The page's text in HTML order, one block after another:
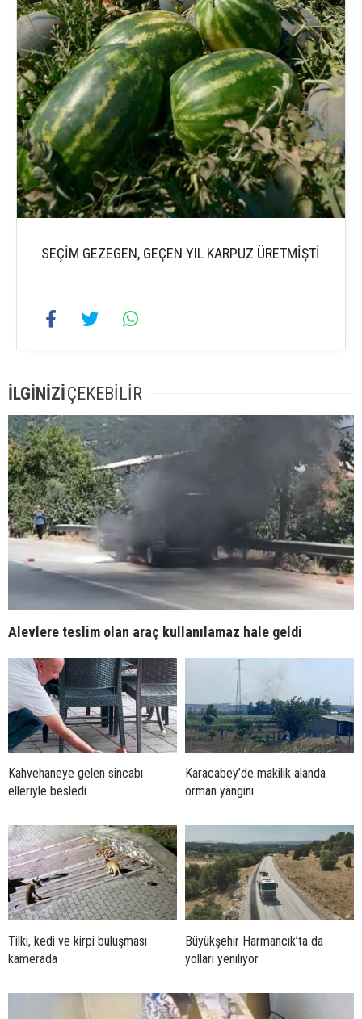
SEÇİM GEZEGEN, GEÇEN YIL KARPUZ ÜRETMİŞTİ
İLGİNİZİÇEKEBİLİR
Alevlere teslim olan araç kullanılamaz hale geldi
Kahvehaneye gelen sincabı
elleriyle besledi
Karacabey’de makilik alanda
orman yangını
Tilki, kedi ve kirpi buluşması
kamerada
Büyükşehir Harmancık’ta da
yolları yeniliyor